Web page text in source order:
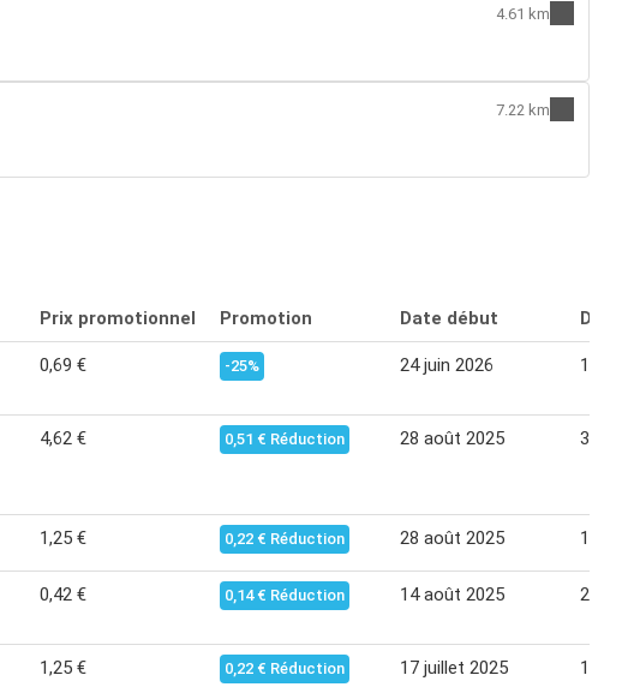
4.61 km
7.22 km
Prix promotionnel Promotion Date début Date
0,69 € -25% 24 juin 2026 15
4,62 € 0,51 € Réduction 28 août 2025 30
1,25 € 0,22 € Réduction 28 août 2025 10
0,42 € 0,14 € Réduction 14 août 2025 27
1,25 € 0,22 € Réduction 17 juillet 2025 13